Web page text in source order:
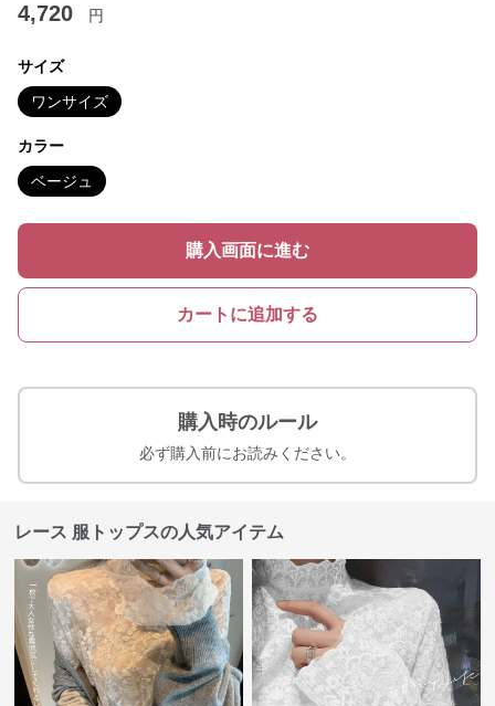
4,720 円
サイズ
ワンサイズ
カラー
ベージュ
購入画面に進む
カートに追加する
購入時のルール
必ず購入前にお読みください。
レース 服トップスの人気アイテム